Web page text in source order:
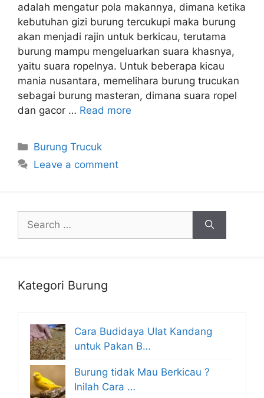
adalah mengatur pola makannya, dimana ketika
kebutuhan gizi burung tercukupi maka burung
akan menjadi rajin untuk berkicau, terutama
burung mampu mengeluarkan suara khasnya,
yaitu suara ropelnya. Untuk beberapa kicau
mania nusantara, memelihara burung trucukan
sebagai burung masteran, dimana suara ropel
dan gacor … Read more
Categories
Burung Trucuk
Leave a comment
for:
Kategori Burung
Cara Budidaya Ulat Kandang
untuk Pakan B…
Burung tidak Mau Berkicau ?
Inilah Cara …